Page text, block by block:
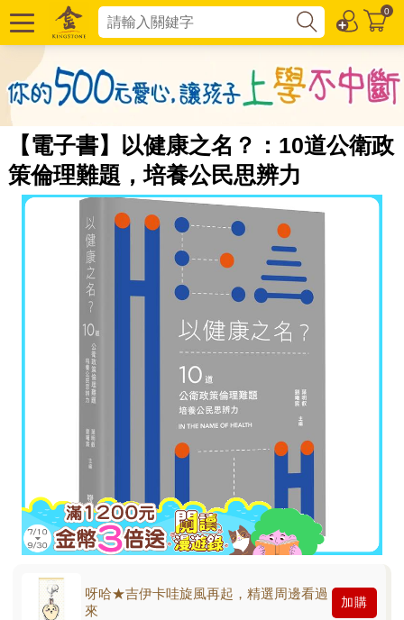
0
【電子書】以健康之名？：10道公衛政
策倫理難題，培養公民思辨力
呀哈★吉伊卡哇旋風再起，精選周邊看過
來
加購